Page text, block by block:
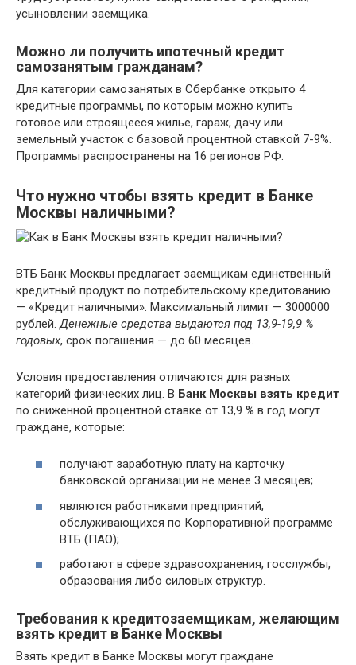
усыновлении заемщика.
Можно ли получить ипотечный кредит
самозанятым гражданам?
Для категории самозанятых в Сбербанке открыто 4
кредитные программы, по которым можно купить
готовое или строящееся жилье, гараж, дачу или
земельный участок с базовой процентной ставкой 7-9%.
Программы распространены на 16 регионов РФ.
Что нужно чтобы взять кредит в Банке
Москвы наличными?
ВТБ Банк Москвы предлагает заемщикам единственный
кредитный продукт по потребительскому кредитованию
— «Кредит наличными». Максимальный лимит — 3000000
рублей.Денежные средства выдаются под 13,9-19,9 %
годовых, срок погашения — до 60 месяцев.
Условия предоставления отличаются для разных
категорий физических лиц. В Банк Москвы взять кредит
по сниженной процентной ставке от 13,9 % в год могут
граждане, которые:
получают заработную плату на карточку
банковской организации не менее 3 месяцев;
являются работниками предприятий,
обслуживающихся по Корпоративной программе
ВТБ (ПАО);
работают в сфере здравоохранения, госслужбы,
образования либо силовых структур.
Требования к кредитозаемщикам, желающим
взять кредит в Банке Москвы
Взять кредит в Банке Москвы могут граждане